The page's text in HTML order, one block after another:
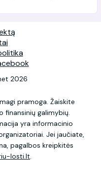
2026
pramoga. Žaiskite
finansinių galimybių.
yra informacinio
Jei jaučiate,
pagalbos kreipkitės
losti.lt